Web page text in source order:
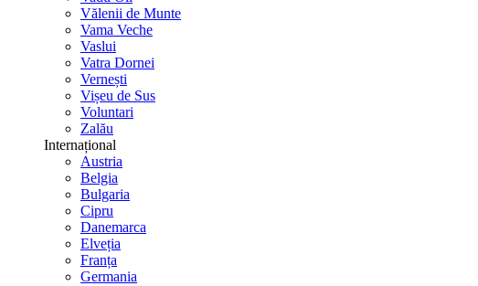
Vălenii de Munte
Vama Veche
Vaslui
Vatra Dornei
Vernești
Vișeu de Sus
Voluntari
Zalău
Internațional
Austria
Belgia
Bulgaria
Cipru
Danemarca
Elveția
Franța
Germania